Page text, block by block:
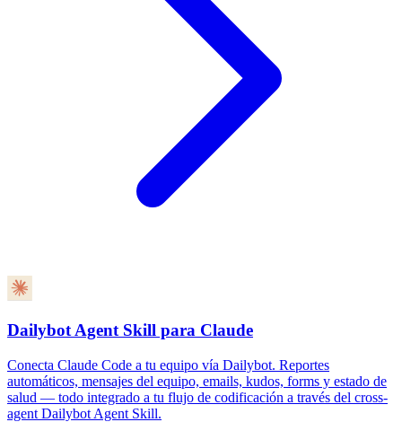
Dailybot Agent Skill para Claude
Conecta Claude Code a tu equipo vía Dailybot. Reportes
automáticos, mensajes del equipo, emails, kudos, forms y estado de
salud — todo integrado a tu flujo de codificación a través del cross-
agent Dailybot Agent Skill.